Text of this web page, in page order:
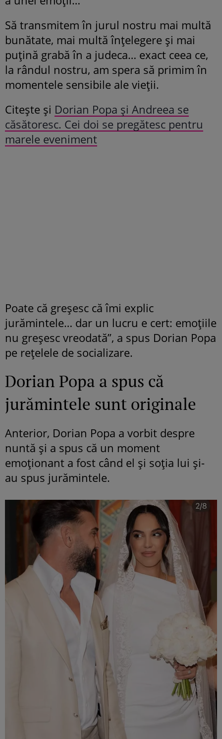
Să transmitem în jurul nostru mai multă
bunătate, mai multă înțelegere și mai
puțină grabă în a judeca… exact ceea ce,
la rândul nostru, am spera să primim în
momentele sensibile ale vieții.
Citește și Dorian Popa și Andreea se
căsătoresc. Cei doi se pregătesc pentru
marele eveniment
Poate că greșesc că îmi explic
jurămintele… dar un lucru e cert: emoțiile
nu greșesc vreodată”, a spus Dorian Popa
pe rețelele de socializare.
Dorian Popa a spus că
jurămintele sunt originale
Anterior, Dorian Popa a vorbit despre
nuntă și a spus că un moment
emoționant a fost când el și soția lui și-
au spus jurămintele.